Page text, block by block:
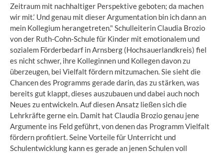
Zeitraum mit nachhaltiger Perspektive geboten; da machen
wir mit.‘ Und genau mit dieser Argumentation bin ich dann an
mein Kollegium herangetreten." Schulleiterin Claudia Brozio
von der Ruth-Cohn-Schule für Kinder mit emotionalem und
sozialem Förderbedarf in Arnsberg (Hochsauerlandkreis) fiel
es nicht schwer, ihre Kolleginnen und Kollegen davon zu
überzeugen, bei Vielfalt fördern mitzumachen. Sie sieht die
Chancen des Programms gerade darin, das zu stärken, was
bereits gut klappt, dieses auszubauen und dabei auch noch
Neues zu entwickeln. Auf diesen Ansatz ließen sich die
Lehrkräfte gerne ein. Damit hat Claudia Brozio genau jene
Argumente ins Feld geführt, von denen das Programm Vielfalt
fördern profitiert. Seine Vorteile für Unterricht und
Schulentwicklung kann es gerade an jenen Schulen voll